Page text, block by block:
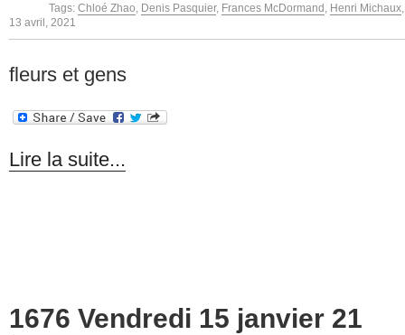
Tags: Chloé Zhao Denis Pasquier, Frances McDormand Henri Michaux
13 avril, 2021
fleurs et gens
Lire la suite...
1676 Vendredi 15 janvier 21